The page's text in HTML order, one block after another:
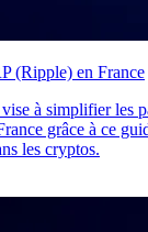
(Ripple) en France
à simplifier les
grâce à ce
les cryptos.